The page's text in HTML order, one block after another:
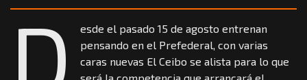
D
esde el pasado 15 de agosto entrenan
pensando en el Prefederal, con varias
caras nuevas El Ceibo se alista para lo que